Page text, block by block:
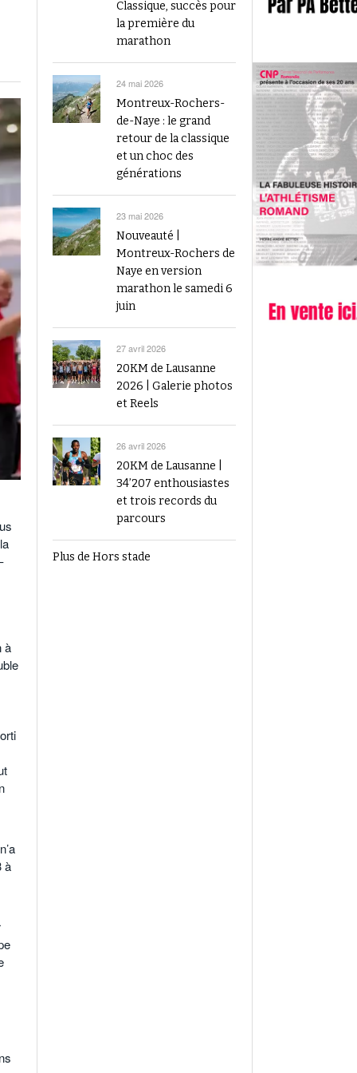
Finale du Visana Sprint ce dimanche à Berne
avec Mujinga Kambundji et plein de surprises
19 septembre 2024
Voir tout
à
à
Classique, succès pour
la première du
marathon
24 mai 2026
Montreux-Rochers-
de-Naye : le grand
retour de la classique
et un choc des
générations
23 mai 2026
Nouveauté |
Montreux-Rochers de
Naye en version
marathon le samedi 6
juin
27 avril 2026
20KM de Lausanne
2026 | Galerie photos
et Reels
26 avril 2026
20KM de Lausanne |
34’207 enthousiastes
et trois records du
parcours
Plus de Hors stade